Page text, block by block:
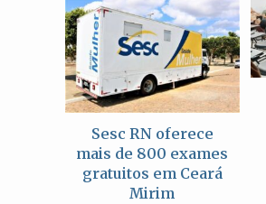
Sesc RN oferece
mais de 800 exames
gratuitos em Ceará
Mirim